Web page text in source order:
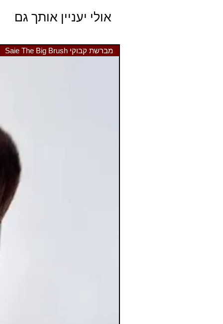
אולי יעניין אותך גם
מברשת קבוקי Saie The Big Brush